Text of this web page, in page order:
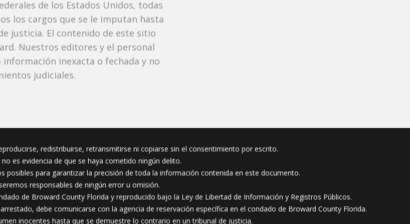
de los Estados Unidos, todas
los cargos que se le imputan hasta
justicia. El contenido de este sitio
Nuestros editores y el personal
inexacta o fechada y no
judiciales.
redistribuirse, retransmitirse ni copiarse sin el consentimiento por escrito.
es evidencia de que se haya cometido ningún delito.
posibles para garantizar la precisión de toda la información contenida en este documento.
responsables de ningún error u omisión.
de Broward County Florida y reproducido bajo la Ley de Libertad de Información y Registros Públicos.
debe comunicarse con la agencia de reservación específica en el condado de Broward County Florida.
inocentes hasta que se demuestre lo contrario en un tribunal de justicia.